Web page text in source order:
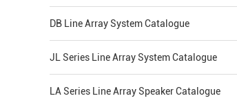
DB Line Array System Catalogue
JL Series Line Array System Catalogue
LA Series Line Array Speaker Catalogue